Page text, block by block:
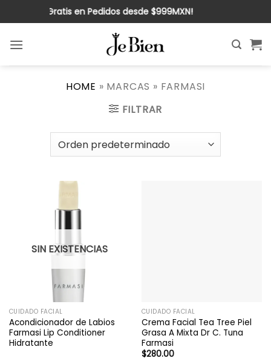
al
contenido
¡Envío Gratis en Pedidos desde $999MXN!
HOME » MARCAS » FARMASI
FILTRAR
SIN EXISTENCIAS
CUIDADO FACIAL
Acondicionador de Labios
Farmasi Lip Conditioner
Hidratante
CUIDADO FACIAL
Crema Facial Tea Tree Piel
Grasa A Mixta Dr C. Tuna
Farmasi
$280.00